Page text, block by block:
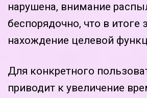
нарушена, внимание
беспорядочно, что в итоге
нахождение целевой
Для конкретного
приводит к увеличение